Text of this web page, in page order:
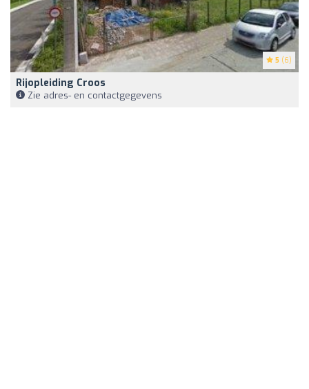
5 (6)
Rijopleiding Croos
Zie adres- en contactgegevens